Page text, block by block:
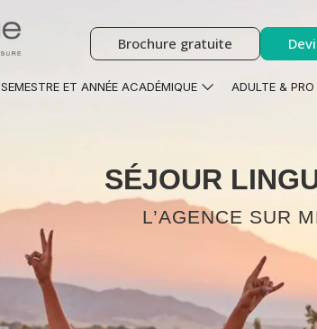
Brochure gratuite
SEMESTRE ET ANNÉE ACADÉMIQUE ADULTE & PRO
SÉJOUR
L’AGENCE SUR